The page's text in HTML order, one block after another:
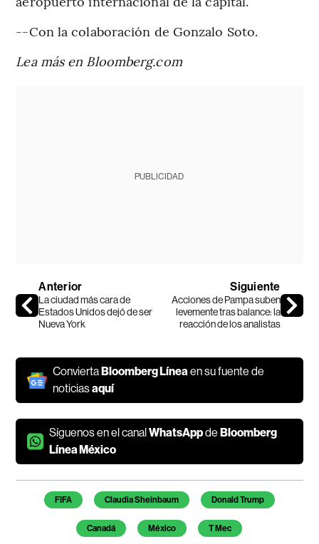
--Con la colaboración de Gonzalo Soto.
Lea más en Bloomberg.com
PUBLICIDAD
Anterior
La ciudad más cara de
Estados Unidos dejó de ser
Nueva York
Siguiente
Acciones de Pampa suben
levemente tras balance: la
reacción de los analistas
Convierta Bloomberg Líneaen su fuente de
noticiasaquí
Síguenos en el canalWhatsAppde Bloomberg
Línea México
Temas de este artículo
FIFA Claudia Sheinbaum Donald Trump
Canadá México T Mec